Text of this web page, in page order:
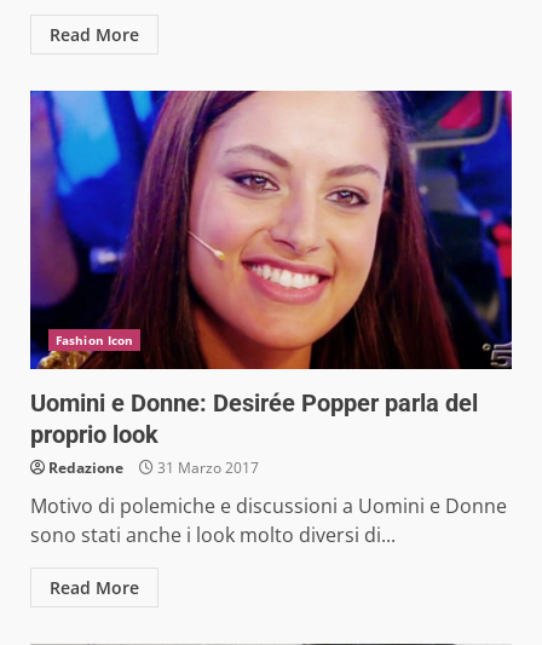
Read More
Fashion Icon
Uomini e Donne: Desirée Popper parla del
proprio look
Redazione 31 Marzo 2017
Motivo di polemiche e discussioni a Uomini e Donne
sono stati anche i look molto diversi di...
Read More